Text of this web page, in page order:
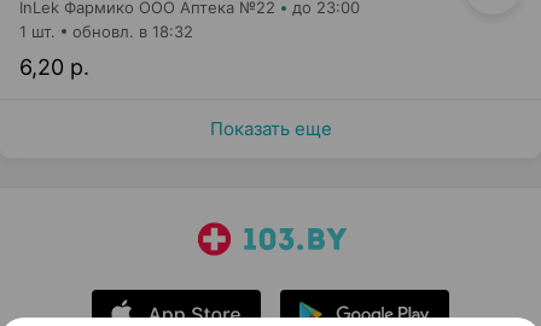
InLek Фармико ООО Аптека №22 до 23:00
6,20 р.
1 шт. обновл. в 18:32
Показать еще